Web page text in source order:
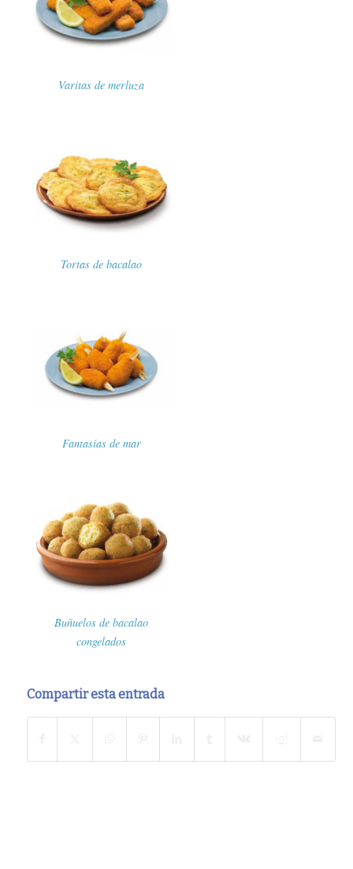
Varitas de merluza
Tortas de bacalao
Fantasías de mar
Buñuelos de bacalao
congelados
Compartir esta entrada